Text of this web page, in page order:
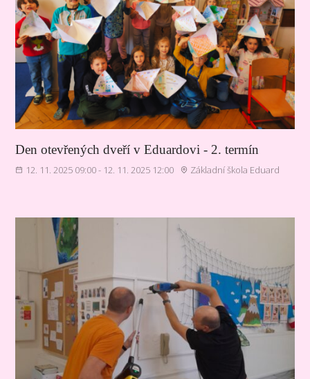
Den otevřených dveří v Eduardovi - 2. termín
12. 11. 2025 09:00 - 12. 11. 2025 12:00 Základní škola Eduard